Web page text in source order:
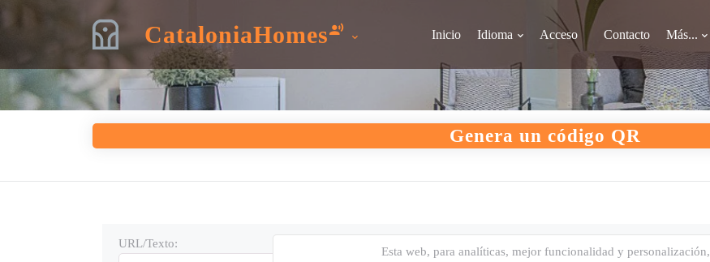
CataloniaHomes Inicio Idioma Acceso Contacto Más...
Genera un código QR
URL/Texto:
Esta web, para analíticas, mejor funcionalidad y personalización,